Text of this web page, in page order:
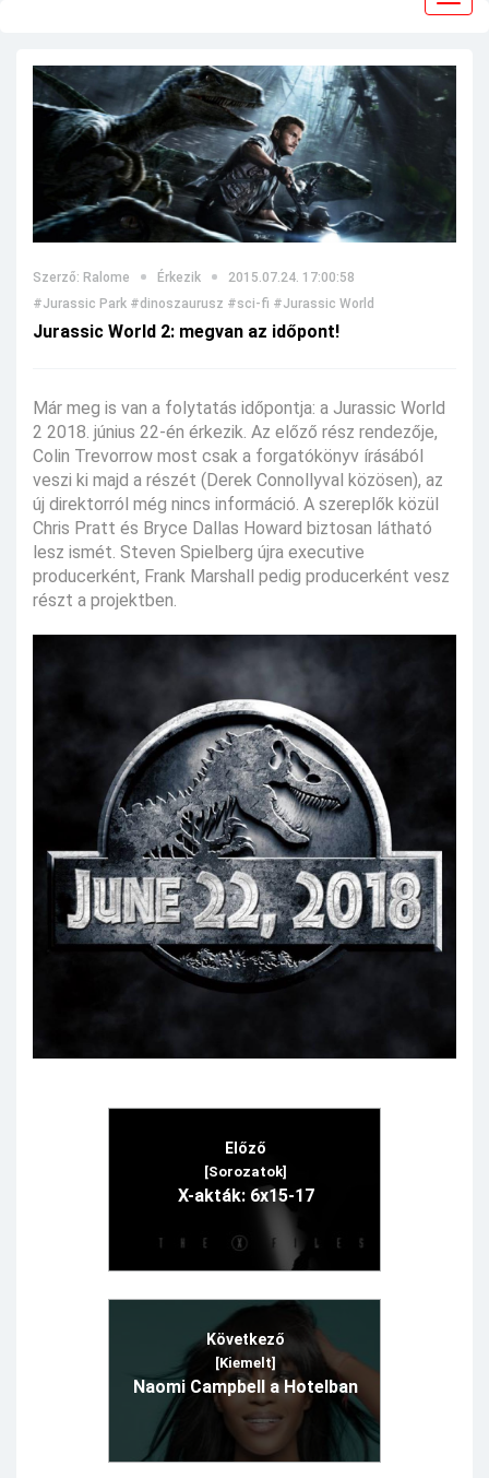
Szerző: Ralome Érkezik
2015.07.24. 17:00:58
#Jurassic Park #dinoszaurusz #sci-fi #Jurassic World
Jurassic World 2: megvan az időpont!
Már meg is van a folytatás időpontja: a Jurassic World
2 2018. június 22-én érkezik. Az előző rész rendezője,
Colin Trevorrow most csak a forgatókönyv írásából
veszi ki majd a részét (Derek Connollyval közösen), az
új direktorról még nincs információ. A szereplők közül
Chris Pratt és Bryce Dallas Howard biztosan látható
lesz ismét. Steven Spielberg újra executive
producerként, Frank Marshall pedig producerként vesz
részt a projektben.
Előző
[Sorozatok]
X-akták: 6x15-17
Következő
[Kiemelt]
Naomi Campbell a Hotelban